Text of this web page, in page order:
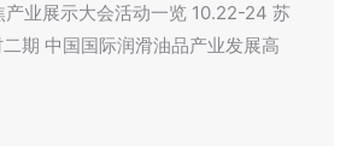
业展示大会活动一览 10.22-24 苏
期 中国国际润滑油品产业发展高